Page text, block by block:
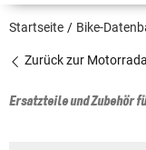
Startseite Bike-
Zurück zur
Ersatzteile und Zubehör